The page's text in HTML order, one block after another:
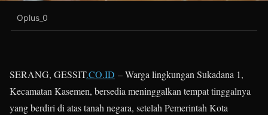
Oplus_0
SERANG, GESSIT.CO.ID – Warga lingkungan Sukadana 1,
Kecamatan Kasemen, bersedia meninggalkan tempat tinggalnya
yang berdiri di atas tanah negara, setelah Pemerintah Kota